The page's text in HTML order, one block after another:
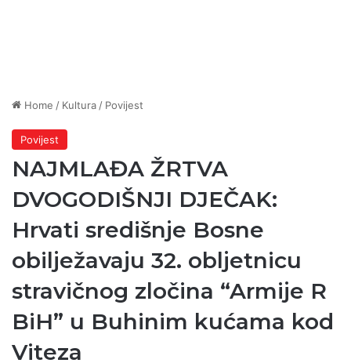
Home / Kultura / Povijest
Povijest
NAJMLAĐA ŽRTVA
DVOGODIŠNJI DJEČAK:
Hrvati središnje Bosne
obilježavaju 32. obljetnicu
stravičnog zločina “Armije R
BiH” u Buhinim kućama kod
Viteza